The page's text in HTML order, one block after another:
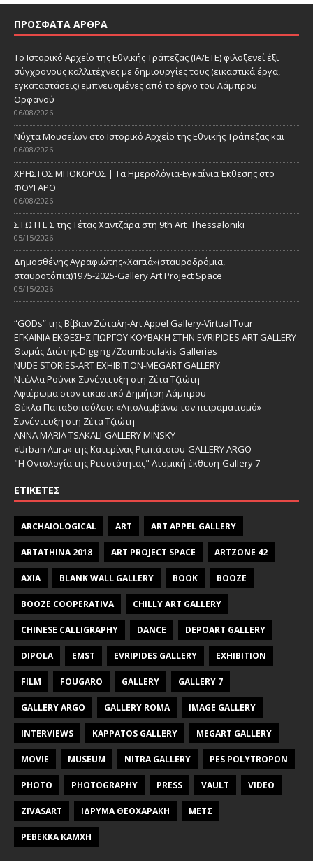
ΠΡΌΣΦΑΤΑ ΆΡΘΡΑ
Το Ιστορικό Αρχείο της Εθνικής Τράπεζας (ΙΑ/ΕΤΕ) φιλοξενεί έξι
σύγχρονους καλλιτέχνες με δημιουργίες τους (εικαστικά έργα,
εγκαταστάσεις) εμπνευσμένες από το έργο του Λάμπρου
Ορφανού
06/08/2026
Νύχτα Μουσείων στο Ιστορικό Αρχείο της Εθνικής Τράπεζας και
06/08/2026
ΧΡΗΣΤΟΣ ΜΠΟΚΟΡΟΣ | Τα Ημερολόγια-Εγκαίνια Έκθεσης στο
ΦΟΥΓΑΡΟ
06/08/2026
Σ Ι Ω Π Ε Σ της Τέτας Χαντζάρα στη 9th Art_Thessaloniki
05/15/2026
Δημοσθένης Αγραφιώτης«Xαrtιά»(σταυροδρόμια,
σταυροτόπια)1975-2025-Gallery Art Project Space
05/15/2026
“GODs” της Βίβιαν Ζώταλη-Art Appel Gallery-Virtual Tour
ΕΓΚΑΙΝΙΑ ΕΚΘΕΣΗΣ ΓΙΩΡΓΟΥ ΚΟΥΒΑΚΗ ΣΤΗΝ EVRIPIDES ART GALLERY
Θωμάς Διώτης-Digging /Zoumboulakis Galleries
NUDE STORIES-ΑRT EXHIBITION-MEGART GALLERY
Ντέλλα Ρούνικ-Συνέντευξη στη Ζέτα Τζιώτη
Αφιέρωμα στον εικαστικό Δημήτρη Λάμπρου
Θέκλα Παπαδοπούλου: «Απολαμβάνω τον πειραματισμό»
Συνέντευξη στη Ζέτα Τζιώτη
ANNA MARIA TSAKALI-GALLERY MINSKY
«Urban Aura» της Κατερίνας Ριμπάτσιου-GALLERY ARGO
"Η Οντολογία της Ρευστότητας" Ατομική έκθεση-Gallery 7
ΕΤΙΚΈΤΕΣ
ARCHAIOLOGICAL ART ART APPEL GALLERY
ARTATHINA 2018 ART PROJECT SPACE ARTZONE 42
AXIA BLANK WALL GALLERY BOOK BOOZE
BOOZE COOPERATIVA CHILLY ART GALLERY
CHINESE CALLIGRAPHY DANCE DEPOART GALLERY
DIPOLA EMST EVRIPIDES GALLERY EXHIBITION
FILM FOUGARO GALLERY GALLERY 7
GALLERY ARGO GALLERY ROMA IMAGE GALLERY
INTERVIEWS KAPPATOS GALLERY MEGART GALLERY
MOVIE MUSEUM NITRA GALLERY PES POLYTROPON
PHOTO PHOTOGRAPHY PRESS VAULT VIDEO
ZIVASART ΙΔΡΥΜΑ ΘΕΟΧΑΡΑΚΗ ΜΕΤΣ
ΡΕΒΕΚΚΑ ΚΑΜΧΗ